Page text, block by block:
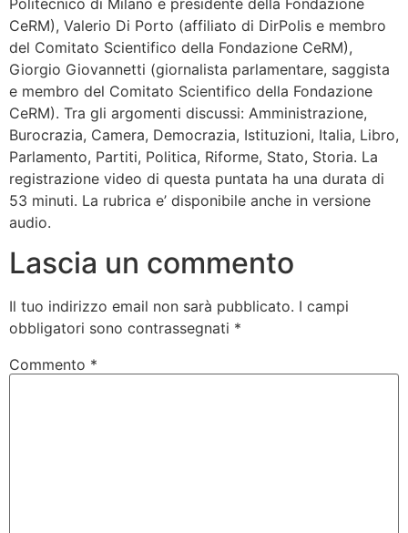
CeRM), Valerio Di Porto (affiliato di DirPolis e membro
del Comitato Scientifico della Fondazione CeRM),
Giorgio Giovannetti (giornalista parlamentare, saggista
e membro del Comitato Scientifico della Fondazione
CeRM). Tra gli argomenti discussi: Amministrazione,
Burocrazia, Camera, Democrazia, Istituzioni, Italia, Libro,
Parlamento, Partiti, Politica, Riforme, Stato, Storia. La
registrazione video di questa puntata ha una durata di
53 minuti. La rubrica e’ disponibile anche in versione
audio.
Lascia un commento
Il tuo indirizzo email non sarà pubblicato. I campi
obbligatori sono contrassegnati *
Commento *